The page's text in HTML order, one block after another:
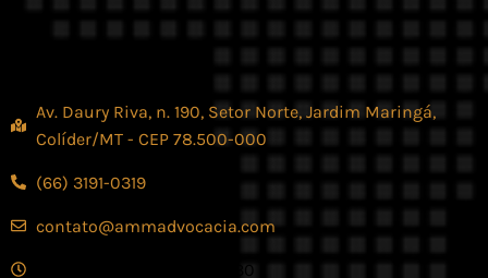
Av. Daury Riva, n. 190, Setor Norte, Jardim Maringá,
Colíder/MT - CEP 78.500-000
(66) 3191-0319
contato@ammadvocacia.com